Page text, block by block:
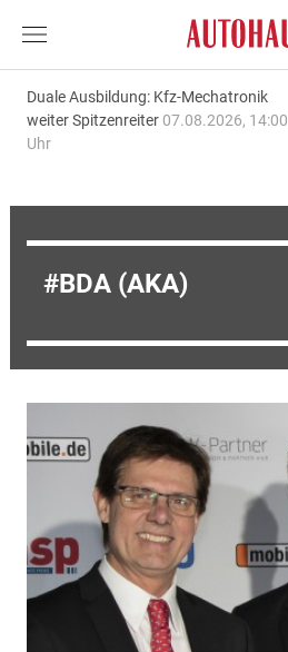
Duale Ausbildung: Kfz-Mechatronik
weiter Spitzenreiter 07.08.2026, 14:00
Uhr
BDA (AKA)